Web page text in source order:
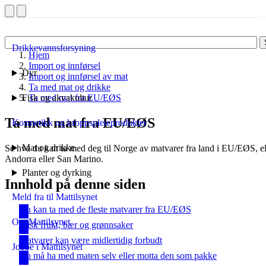
Drikkevannsforsyning
Dyr
Fisk og akvakultur
Kosmetikk og kroppspleieprodukter
Mat og drikke
Planter og dyrking
Meld fra til Mattilsynet
Om Mattilsynet
Jobbe i Mattilsynet
Hjem
Import og innførsel
Import og innførsel av mat
Ta med mat og drikke
Ta med mat fra EU/EØS
Ta med mat fra EU/EØS
Se hva du kan ta med deg til Norge av matvarer fra land i EU/EØS,
Andorra eller San Marino.
Innhold på denne siden
Du kan ta med de fleste matvarer fra EU/EØS
Frisk frukt, bær og grønnsaker
Matvarer kan være midlertidig forbudt
Du må ha med maten selv eller motta den som pakke